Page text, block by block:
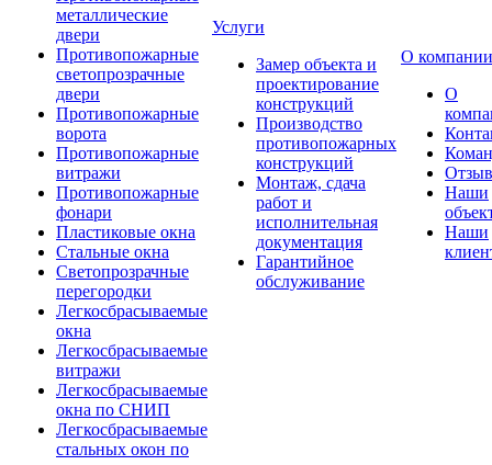
металлические
двери
Противопожарные
светопрозрачные
двери
Противопожарные
ворота
Противопожарные
витражи
Противопожарные
фонари
Пластиковые окна
Стальные окна
Светопрозрачные
перегородки
Легкосбрасываемые
окна
Легкосбрасываемые
витражи
Легкосбрасываемые
окна по СНИП
Легкосбрасываемые
стальных окон по
Услуги
Замер объекта и
проектирование
конструкций
Производство
противопожарных
конструкций
Монтаж, сдача
работ и
исполнительная
документация
Гарантийное
обслуживание
О компании
О
Наши
Наши